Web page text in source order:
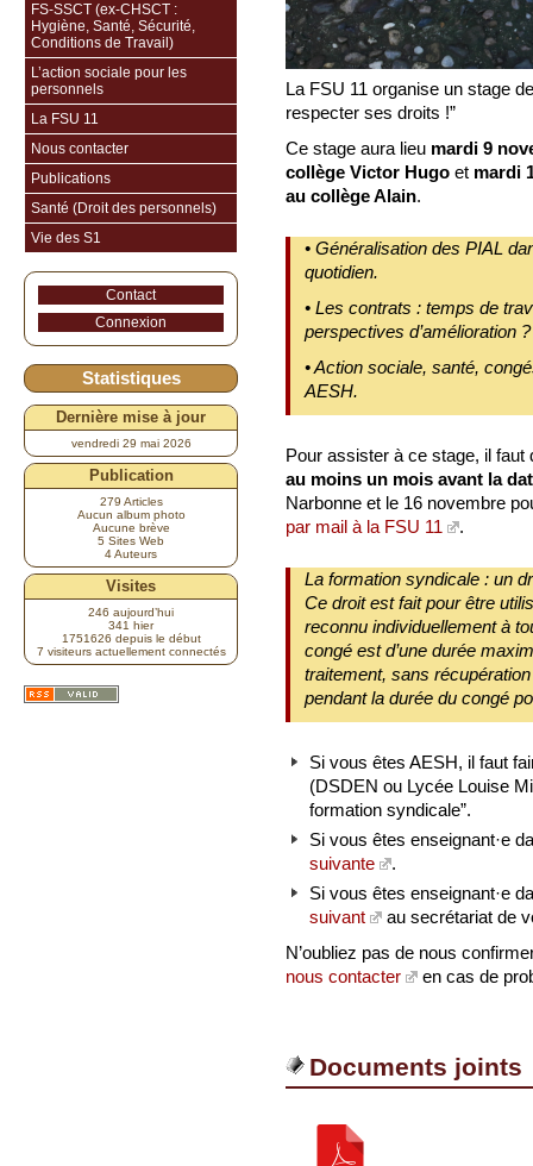
La FSU 11 organise un stage
respecter ses droits !”
Ce stage aura lieu mardi 9
collège Victor Hugo et mardi
au collège Alain.
• Généralisation des PIAL
quotidien.
• Les contrats : temps de
perspectives d’amélioration ?
• Action sociale, santé,
AESH.
Pour assister à ce stage, il
au moins un mois avant la
Narbonne et le 16 novembre
par mail à la FSU 11
.
La formation syndicale : un
Ce droit est fait pour être
reconnu individuellement à
congé est d’une durée
traitement, sans
pendant la durée du congé
Si vous êtes AESH, il faut
(DSDEN ou Lycée Louise
formation syndicale”.
Si vous êtes enseignant·e
suivante
.
Si vous êtes enseignant·e
suivant
au secrétariat de
N’oubliez pas de nous
nous contacter
en cas de
Documents joints
FS-SSCT (ex-CHSCT :
Hygiène, Santé, Sécurité,
Conditions de Travail)
L’action sociale pour les
personnels
La FSU 11
Nous contacter
Publications
Santé (Droit des personnels)
Vie des S1
Contact
Connexion
Statistiques
Dernière mise à jour
vendredi 29 mai 2026
Publication
279 Articles
Aucun album photo
Aucune brève
5 Sites Web
4 Auteurs
Visites
246 aujourd’hui
341 hier
1751626 depuis le début
7 visiteurs actuellement connectés